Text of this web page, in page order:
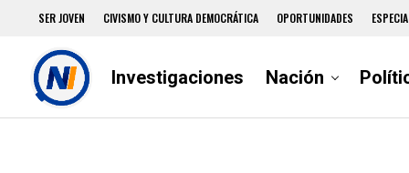
SER JOVEN CIVISMO Y CULTURA DEMOCRÁTICA OPORTUNIDADES
Investigaciones Nación